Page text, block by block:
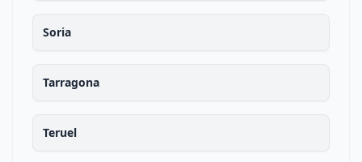
Soria
Tarragona
Teruel